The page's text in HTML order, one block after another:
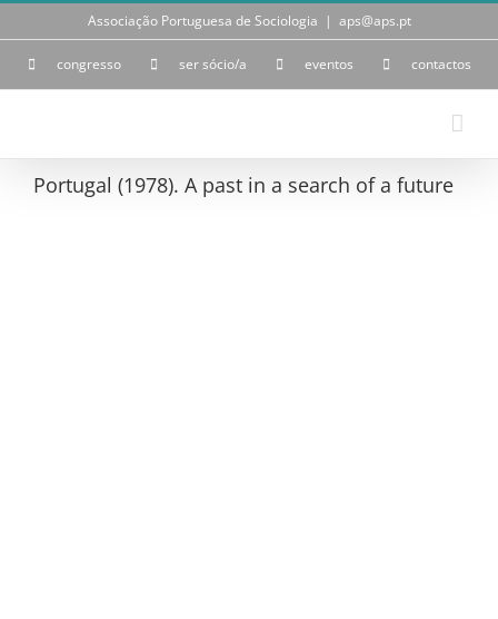
Skip
Associação Portuguesa de Sociologia | aps@aps.pt
congresso ser sócio/a eventos contactos
Portugal (1978). A past in a search of a future